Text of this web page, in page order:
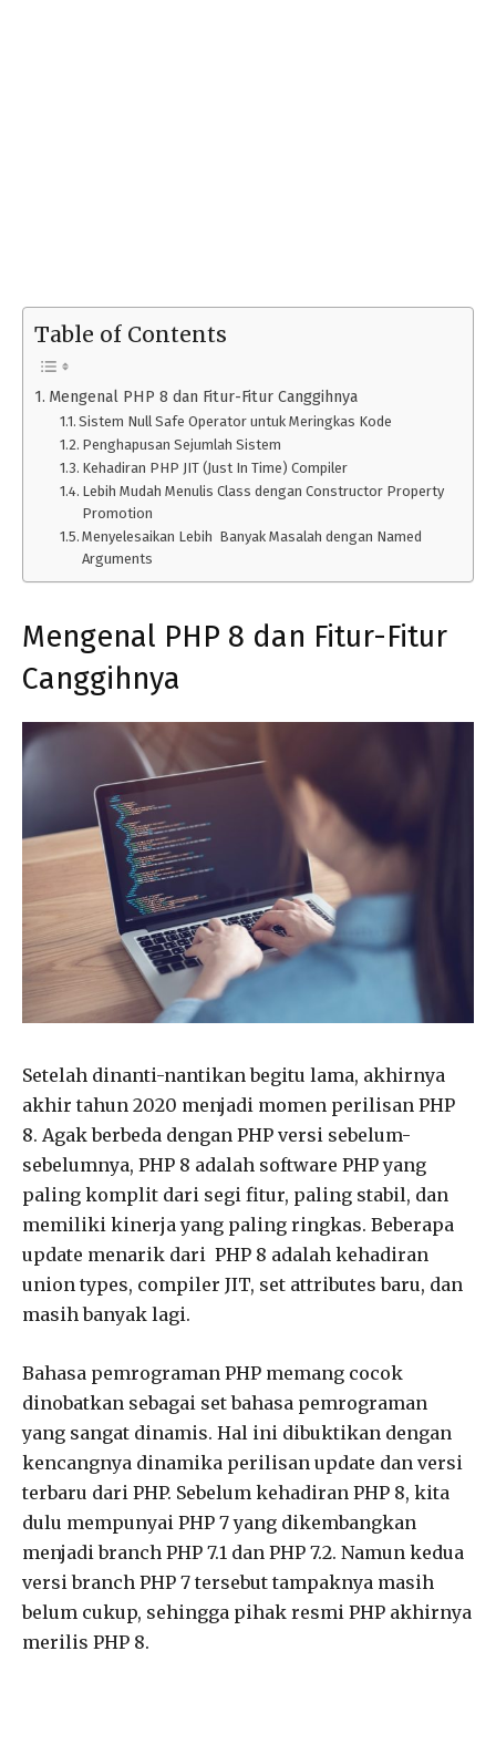
Table of Contents
Mengenal PHP 8 dan Fitur-Fitur Canggihnya
Sistem Null Safe Operator untuk Meringkas Kode
Penghapusan Sejumlah Sistem
Kehadiran PHP JIT (Just In Time) Compiler
Lebih Mudah Menulis Class dengan Constructor Property
Promotion
Menyelesaikan Lebih Banyak Masalah dengan Named
Arguments
Mengenal PHP 8 dan Fitur-Fitur
Canggihnya
Setelah dinanti-nantikan begitu lama, akhirnya
akhir tahun 2020 menjadi momen perilisan PHP
8. Agak berbeda dengan PHP versi sebelum-
sebelumnya, PHP 8 adalah software PHP yang
paling komplit dari segi fitur, paling stabil, dan
memiliki kinerja yang paling ringkas. Beberapa
update menarik dari PHP 8 adalah kehadiran
union types, compiler JIT, set attributes baru, dan
masih banyak lagi.
Bahasa pemrograman PHP memang cocok
dinobatkan sebagai set bahasa pemrograman
yang sangat dinamis. Hal ini dibuktikan dengan
kencangnya dinamika perilisan update dan versi
terbaru dari PHP. Sebelum kehadiran PHP 8, kita
dulu mempunyai PHP 7 yang dikembangkan
menjadi branch PHP 7.1 dan PHP 7.2. Namun kedua
versi branch PHP 7 tersebut tampaknya masih
belum cukup, sehingga pihak resmi PHP akhirnya
merilis PHP 8.